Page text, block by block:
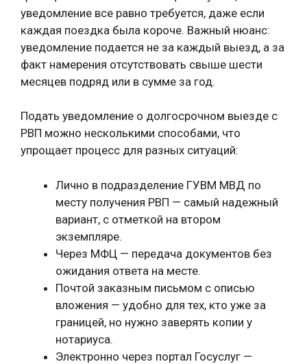
уведомление все равно требуется, даже если
каждая поездка была короче. Важный нюанс:
уведомление подается не за каждый выезд, а за
факт намерения отсутствовать свыше шести
месяцев подряд или в сумме за год.
Подать уведомление о долгосрочном выезде с
РВП можно несколькими способами, что
упрощает процесс для разных ситуаций:
Лично в подразделение ГУВМ МВД по
месту получения РВП — самый надежный
вариант, с отметкой на втором
экземпляре.
Через МФЦ — передача документов без
ожидания ответа на месте.
Почтой заказным письмом с описью
вложения — удобно для тех, кто уже за
границей, но нужно заверять копии у
нотариуса.
Электронно через портал Госуслуг —